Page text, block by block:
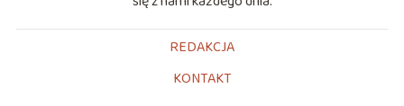
REDAKCJA
KONTAKT